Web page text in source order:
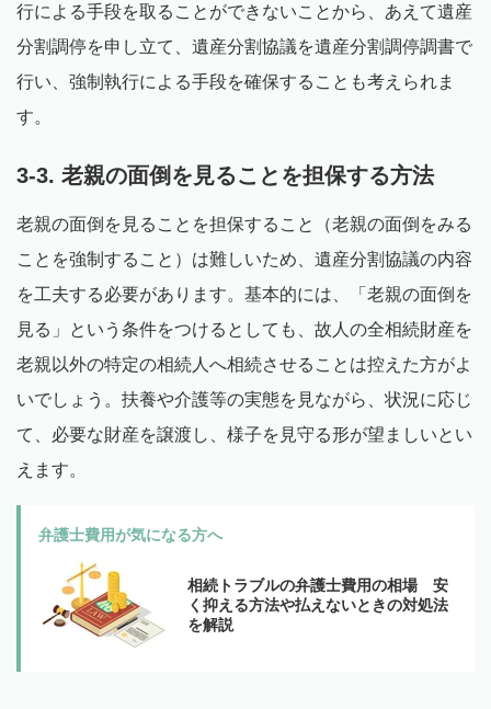
行による手段を取ることができないことから、あえて遺産
分割調停を申し立て、遺産分割協議を遺産分割調停調書で
行い、強制執行による手段を確保することも考えられま
す。
3-3. 老親の面倒を見ることを担保する方法
老親の面倒を見ることを担保すること（老親の面倒をみる
ことを強制すること）は難しいため、遺産分割協議の内容
を工夫する必要があります。基本的には、「老親の面倒を
見る」という条件をつけるとしても、故人の全相続財産を
老親以外の特定の相続人へ相続させることは控えた方がよ
いでしょう。扶養や介護等の実態を見ながら、状況に応じ
て、必要な財産を譲渡し、様子を見守る形が望ましいとい
えます。
弁護士費用が気になる方へ
相続トラブルの弁護士費用の相場 安
く抑える方法や払えないときの対処法
を解説